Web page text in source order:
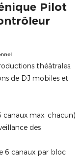
Pilot
théâtrales,
de DJ mobiles et
canaux max. chacun)
des
6 canaux par bloc